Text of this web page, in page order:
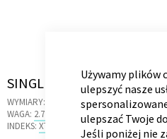
Używamy plików
ulepszyć nasze
ulepszać Twoje
Jeśli poniżej nie
Skip
the
beginning
SINGLE PANEL 90
WYMIARY:
93 X 43 X 4 CM
WAGA: 2.7 KG
INDEKS: XT.03
Kontenerek